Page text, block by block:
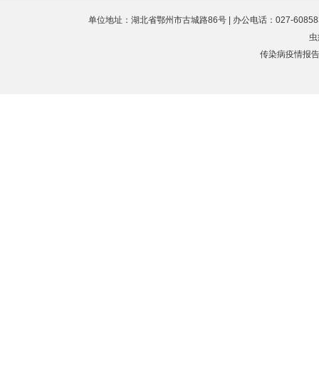
单位地址：湖北省鄂州市古城路86号 | 办公电话：027-
传染病疫情报